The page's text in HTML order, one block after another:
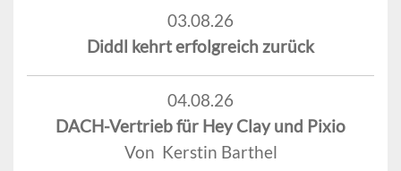
03.08.26
Diddl kehrt erfolgreich zurück
04.08.26
DACH-Vertrieb für Hey Clay und Pixio
Von Kerstin Barthel